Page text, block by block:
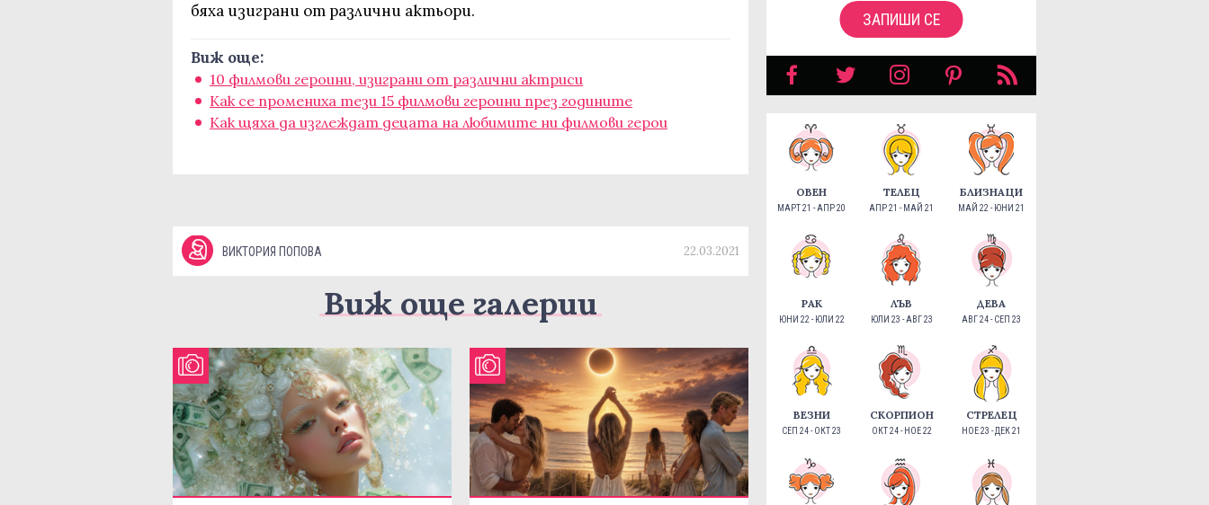
бяха изиграни от различни актьори.
Виж още:
10 филмови героини, изиграни от различни актриси
Как се промениха тези 15 филмови героини през годините
Как щяха да изглеждат децата на любимите ни филмови герои
ВИКТОРИЯ ПОПОВА 22.03.2021
Виж още галерии
ЗАПИШИ СЕ
ОВЕН
МАРТ 21 - АПР 20
ТЕЛЕЦ
АПР 21 - МАЙ 21
БЛИЗНАЦИ
МАЙ 22 - ЮНИ 21
РАК
ЮНИ 22 - ЮЛИ 22
ЛЪВ
ЮЛИ 23 - АВГ 23
ДЕВА
АВГ 24 - СЕП 23
ВЕЗНИ
СЕП 24 - ОКТ 23
СКОРПИОН
ОКТ 24 - НОЕ 22
СТРЕЛЕЦ
НОЕ 23 - ДЕК 21